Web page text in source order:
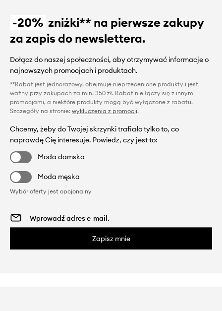
-20% zniżki** na pierwsze zakupy
za zapis do newslettera.
Dołącz do naszej społeczności, aby otrzymywać informacje o
najnowszych promocjach i produktach.
**Rabat jest jednorazowy, obejmuje nieprzecenione produkty i jest
ważny przy zakupach za min. 350 zł. Rabat nie łączy się z innymi
promocjami, a niektóre produkty mogą być wyłączone z rabatu.
Szczegóły na stronie: wykluczenia z promocji.
Chcemy, żeby do Twojej skrzynki trafiało tylko to, co
naprawdę Cię interesuje. Powiedz, czy jest to:
Moda damska
Moda męska
Wybór oferty jest opcjonalny
Zapisz mnie